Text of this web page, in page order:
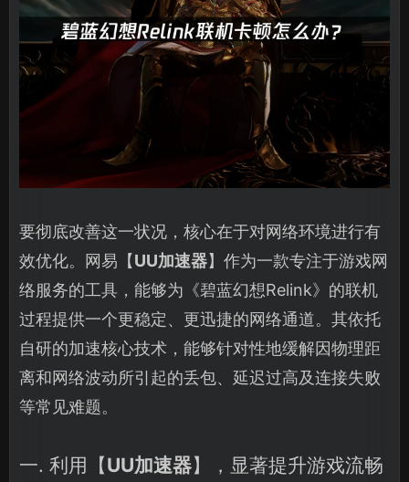
要彻底改善这一状况，核心在于对网络环境进行有
效优化。网易【UU加速器】作为一款专注于游戏网
络服务的工具，能够为《碧蓝幻想Relink》的联机
过程提供一个更稳定、更迅捷的网络通道。其依托
自研的加速核心技术，能够针对性地缓解因物理距
离和网络波动所引起的丢包、延迟过高及连接失败
等常见难题。
一. 利用【UU加速器】，显著提升游戏流畅